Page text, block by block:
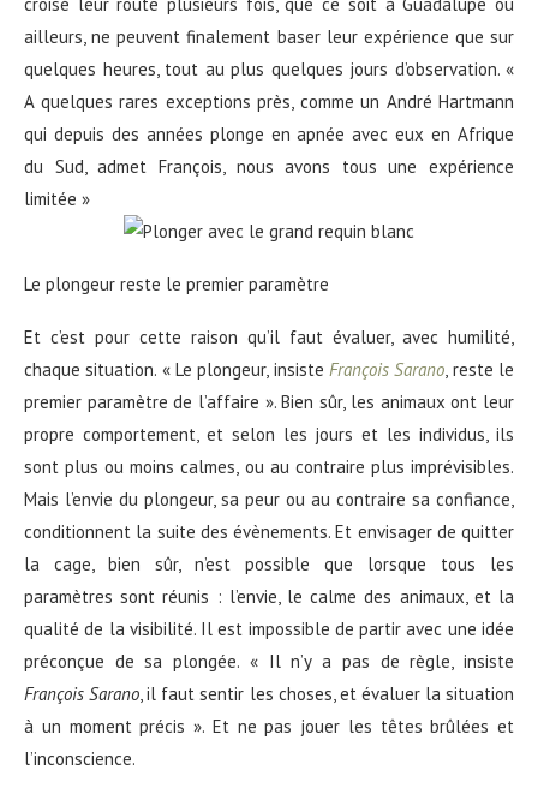
croisé leur route plusieurs fois, que ce soit à Guadalupe ou
ailleurs, ne peuvent finalement baser leur expérience que sur
quelques heures, tout au plus quelques jours d’observation. «
A quelques rares exceptions près, comme un André Hartmann
qui depuis des années plonge en apnée avec eux en Afrique
du Sud, admet François, nous avons tous une expérience
limitée »
Le plongeur reste le premier paramètre
Et c’est pour cette raison qu’il faut évaluer, avec humilité,
chaque situation. « Le plongeur, insiste François Sarano, reste le
premier paramètre de l’affaire ». Bien sûr, les animaux ont leur
propre comportement, et selon les jours et les individus, ils
sont plus ou moins calmes, ou au contraire plus imprévisibles.
Mais l’envie du plongeur, sa peur ou au contraire sa confiance,
conditionnent la suite des évènements. Et envisager de quitter
la cage, bien sûr, n’est possible que lorsque tous les
paramètres sont réunis : l’envie, le calme des animaux, et la
qualité de la visibilité. Il est impossible de partir avec une idée
préconçue de sa plongée. « Il n’y a pas de règle, insiste
François Sarano, il faut sentir les choses, et évaluer la situation
à un moment précis ». Et ne pas jouer les têtes brûlées et
l’inconscience.